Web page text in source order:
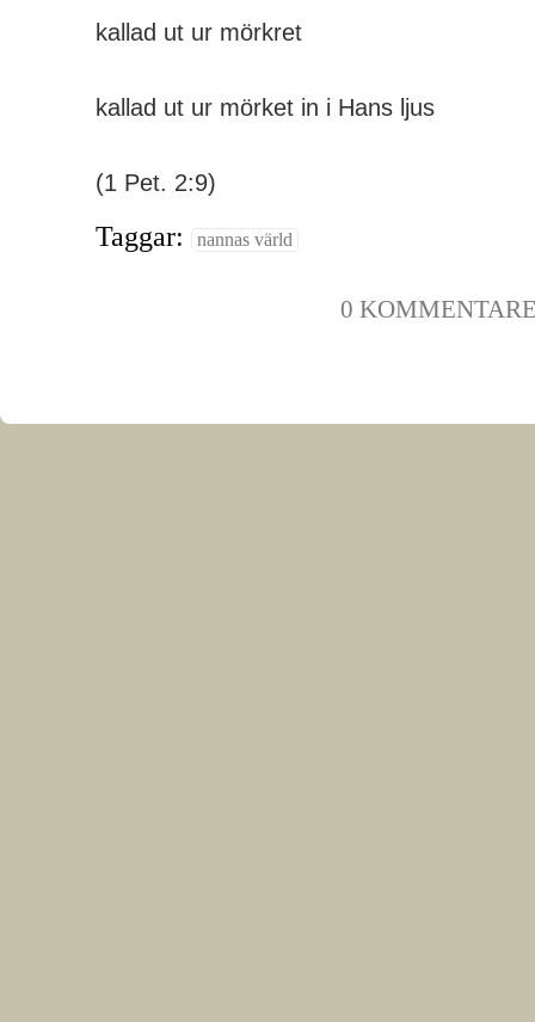
kallad ut ur mörkret
kallad ut ur mörket in i Hans ljus
(1 Pet. 2:9)
Taggar: nannas värld
0